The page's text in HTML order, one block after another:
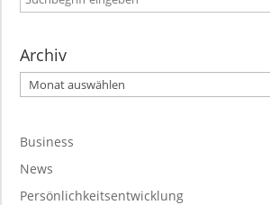
Archiv
Archiv
Business
News
Persönlichkeitsentwicklung